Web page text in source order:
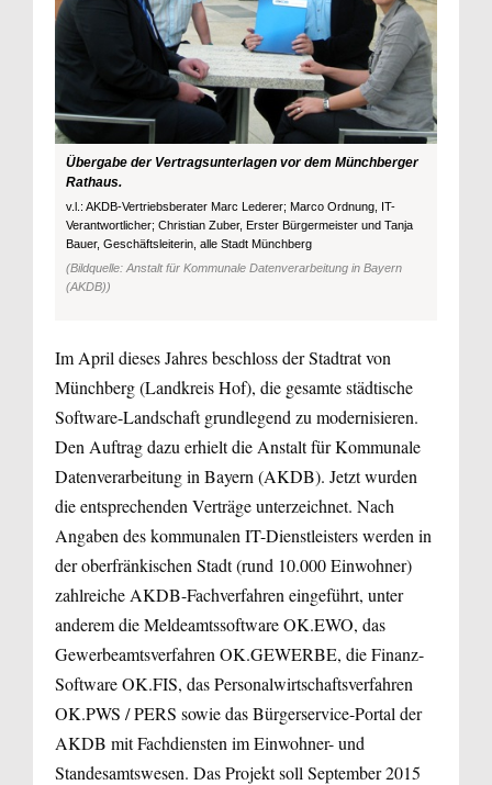
Übergabe der Vertragsunterlagen vor dem Münchberger
Rathaus.
v.l.: AKDB-Vertriebsberater Marc Lederer; Marco Ordnung, IT-
Verantwortlicher; Christian Zuber, Erster Bürgermeister und Tanja
Bauer, Geschäftsleiterin, alle Stadt Münchberg
(Bildquelle: Anstalt für Kommunale Datenverarbeitung in Bayern
(AKDB))
Im April dieses Jahres beschloss der Stadtrat von
Münchberg (Landkreis Hof), die gesamte städtische
Software-Landschaft grundlegend zu modernisieren.
Den Auftrag dazu erhielt die Anstalt für Kommunale
Datenverarbeitung in Bayern (AKDB). Jetzt wurden
die entsprechenden Verträge unterzeichnet. Nach
Angaben des kommunalen IT-Dienstleisters werden in
der oberfränkischen Stadt (rund 10.000 Einwohner)
zahlreiche AKDB-Fachverfahren eingeführt, unter
anderem die Meldeamtssoftware OK.EWO, das
Gewerbeamtsverfahren OK.GEWERBE, die Finanz-
Software OK.FIS, das Personalwirtschaftsverfahren
OK.PWS / PERS sowie das Bürgerservice-Portal der
AKDB mit Fachdiensten im Einwohner- und
Standesamtswesen. Das Projekt soll September 2015